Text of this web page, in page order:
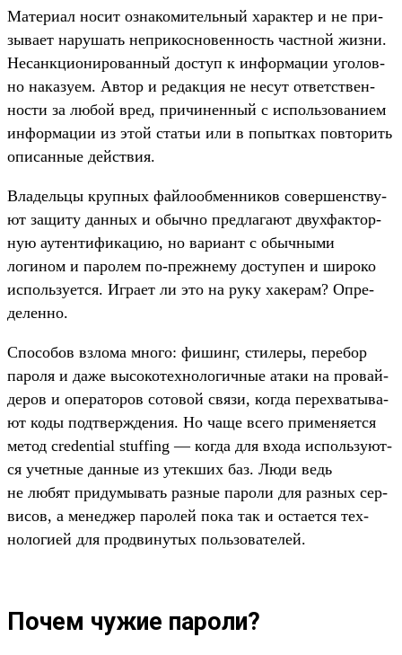
Ма­тери­ал носит озна­коми­тель­ный харак­тер и не при­
зыва­ет нарушать неп­рикос­новен­ность час­тной жиз­ни.
Несан­кци­они­рован­ный дос­туп к информа­ции уго­лов­
но наказу­ем. Автор и редак­ция не несут ответс­твен­
ности за любой вред, при­чинен­ный с исполь­зовани­ем
информа­ции из этой статьи или в попыт­ках пов­торить
опи­сан­ные дей­ствия.
Вла­дель­цы круп­ных фай­лооб­менни­ков совер­шенс­тву­
ют защиту дан­ных и обыч­но пред­лага­ют двух­фактор­
ную аутен­тифика­цию, но вари­ант с обыч­ными
логином и паролем по‑преж­нему дос­тупен и широко
исполь­зует­ся. Игра­ет ли это на руку хакерам? Опре­
делен­но.
Спо­собов взло­ма мно­го: фишинг, сти­леры, перебор
пароля и даже высоко­тех­нологич­ные ата­ки на про­вай­
деров и опе­рато­ров сотовой свя­зи, ког­да перех­ватыва­
ют коды под­твержде­ния. Но чаще все­го при­меня­ется
метод credential stuffing — ког­да для вхо­да исполь­зуют­
ся учет­ные дан­ные из утек­ших баз. Люди ведь
не любят при­думы­вать раз­ные пароли для раз­ных сер­
висов, а менед­жер паролей пока так и оста­ется тех­
нологи­ей для прод­винутых поль­зовате­лей.
Почем чужие пароли?